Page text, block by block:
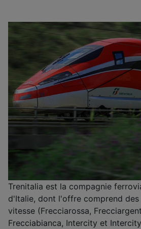
Trenitalia est la compagnie
d'Italie, dont l'offre comprend
vitesse (Frecciarossa,
Frecciabianca, Intercity et